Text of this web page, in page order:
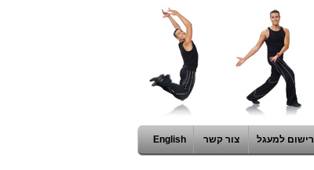
רישום למעגל צור קשר English